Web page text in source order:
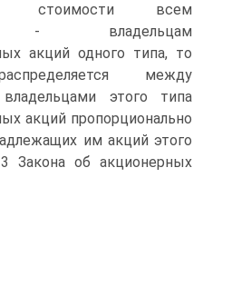
стоимости всем
- владельцам
акций одного типа, то
между
этого типа
акций пропорционально
им акций этого
Закона об акционерных